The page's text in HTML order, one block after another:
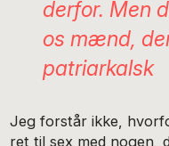
derfor. Men
os mænd,
patriarkalsk
Jeg forstår ikke,
ret til sex med nogen,